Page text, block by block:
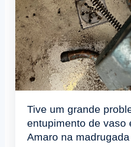
Tive um grande
entupimento de vaso
Amaro na madrugada